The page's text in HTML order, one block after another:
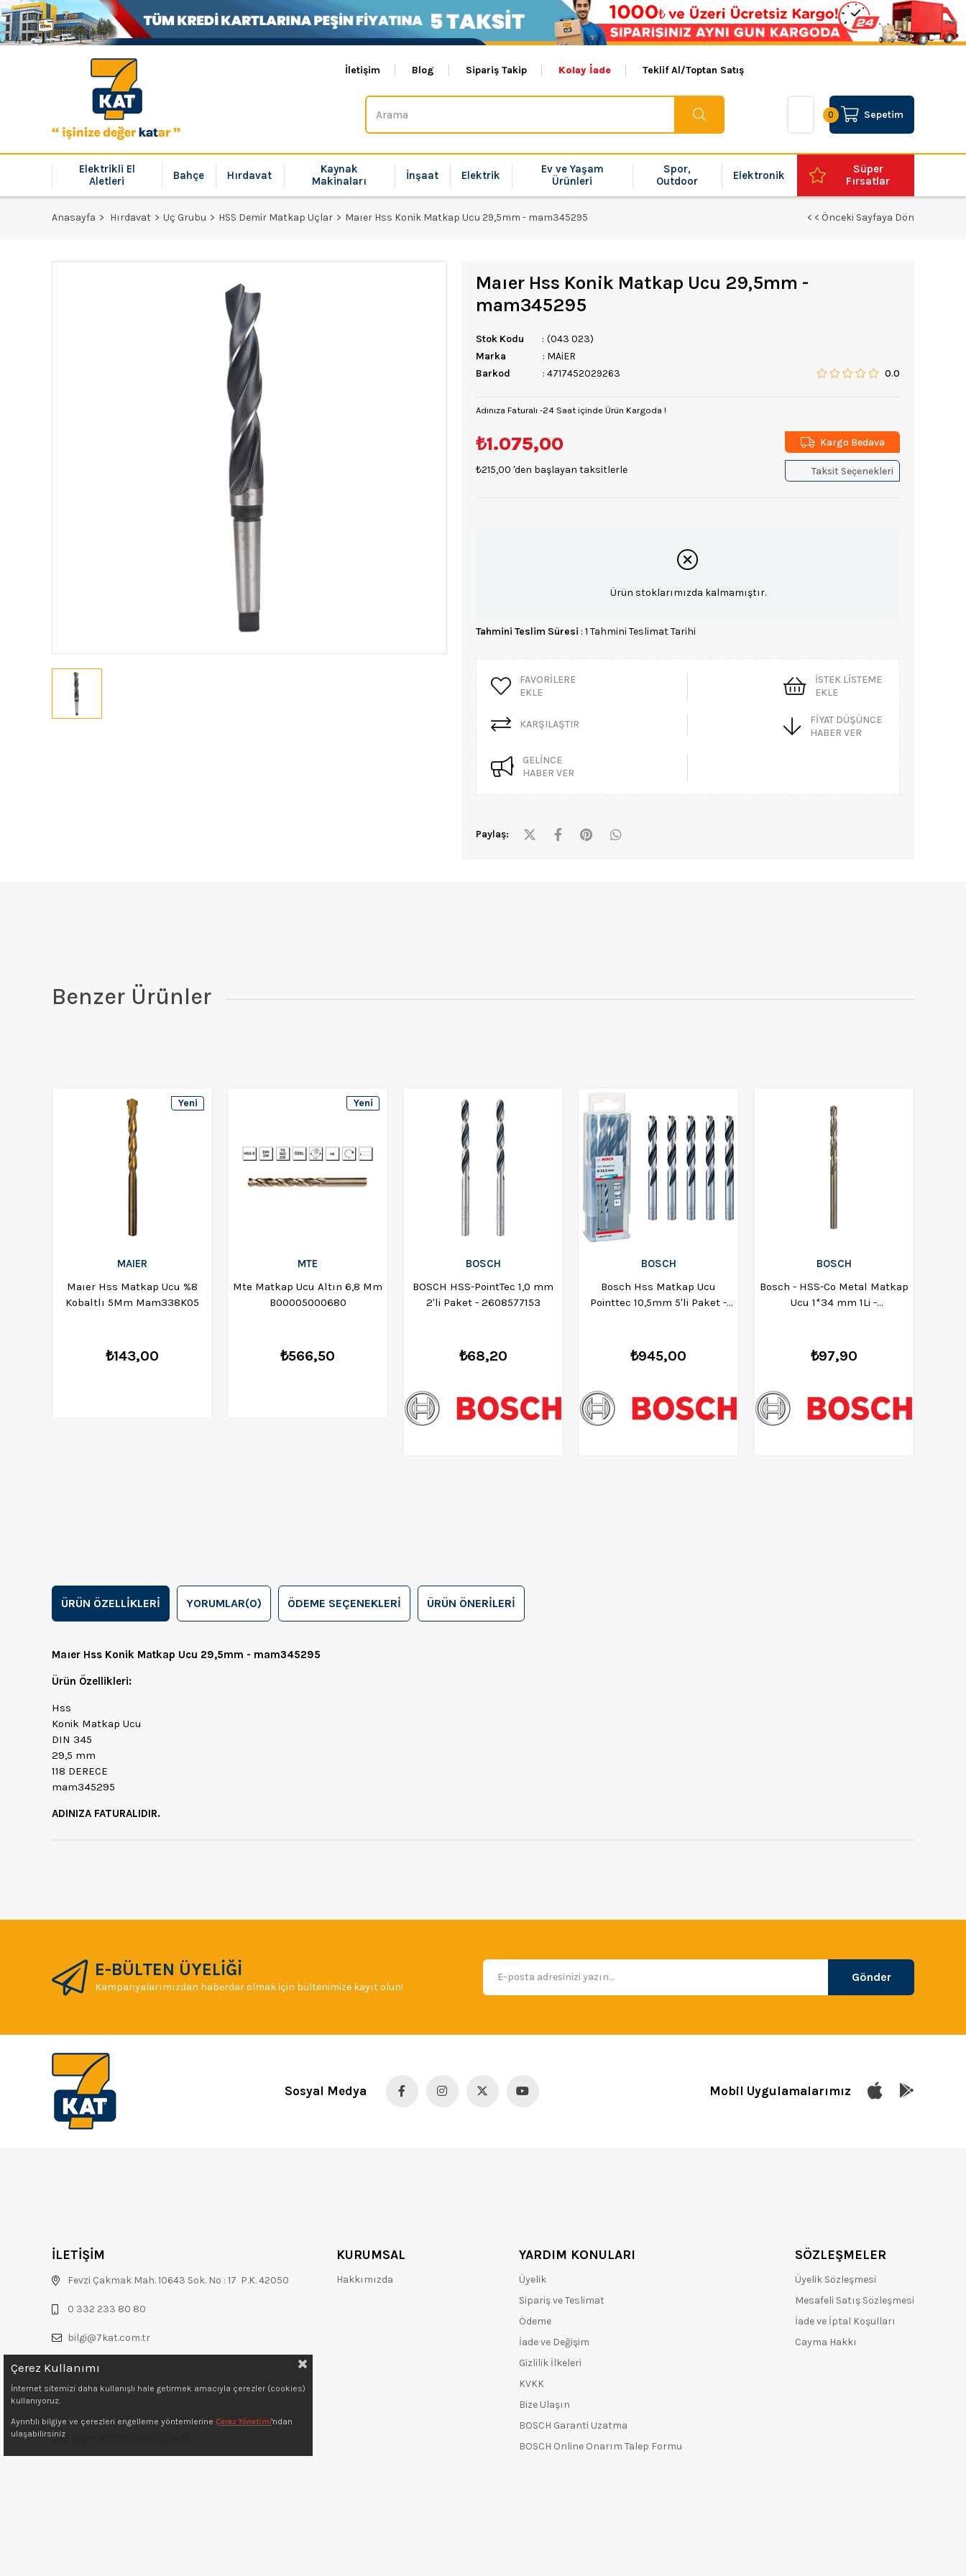
İletişim Blog Sipariş Takip Kolay İade Teklif Al/Toptan Satış
Sepetim
0
Elektrikli El
Aletleri
Bahçe Hırdavat
Kaynak
Makinaları
İnşaat Elektrik
Ev ve Yaşam
Ürünleri
Spor,
Outdoor
Elektronik
Süper
Fırsatlar
Anasayfa Hırdavat Uç Grubu HSS Demir Matkap Uçlar Maıer Hss Konik Matkap Ucu 29,5mm - mam345295 < < Önceki Sayfaya Dön
Maıer Hss Konik Matkap Ucu 29,5mm -
mam345295
Stok Kodu
(043 023)
Marka
: MAiER
Barkod
: 4717452029263 0.0
Adınıza Faturalı -24 Saat içinde Ürün Kargoda !
₺1.075,00
₺215,00 'den başlayan taksitlerle
Kargo Bedava
Taksit Seçenekleri
Ürün stoklarımızda kalmamıştır.
Tahmini Teslim Süresi : 1 Tahmini Teslimat Tarihi
FAVORILERE
EKLE
İSTEK LISTEME
EKLE
KARŞILAŞTIR
FIYAT DÜŞÜNCE
HABER VER
GELINCE
HABER VER
Paylaş:
Benzer Ürünler
MAIER
Maıer Hss Matkap Ucu %8
Kobaltlı 5Mm Mam338K05
₺143,00
Yeni
MTE
Mte Matkap Ucu Altın 6,8 Mm
B00005000680
₺566,50
Yeni
BOSCH
BOSCH HSS-PointTec 1,0 mm
2'li Paket - 2608577153
₺68,20
BOSCH
Bosch Hss Matkap Ucu
Pointtec 10,5mm 5'li Paket -
₺945,00
BOSCH
Bosch - HSS-Co Metal Matkap
Ucu 1*34 mm 1Li -
₺97,90
ÜRÜN ÖZELLIKLERI YORUMLAR(0) ÖDEME SEÇENEKLERI ÜRÜN ÖNERILERI
Maıer Hss Konik Matkap Ucu 29,5mm - mam345295
Ürün Özellikleri:
Hss
Konik Matkap Ucu
DIN 345
29,5 mm
118 DERECE
mam345295
ADINIZA FATURALIDIR.
E-BÜLTEN ÜYELİĞİ
Kampanyalarımızdan haberdar olmak için bültenimize kayıt olun!
Gönder
Sosyal Medya Mobil Uygulamalarımız
İLETİŞİM
Fevzi Çakmak Mah. 10643 Sok. No : 17 P.K. 42050
0 332 233 80 80
bilgi@7kat.com.tr
Copyright © 2022 7kat.com.tr
KURUMSAL
Hakkımızda
YARDIM KONULARI
Üyelik
Sipariş ve Teslimat
Ödeme
İade ve Değişim
Gizlilik İlkeleri
KVKK
Bize Ulaşın
BOSCH Garanti Uzatma
BOSCH Online Onarım Talep Formu
SÖZLEŞMELER
Üyelik Sözleşmesi
Mesafeli Satış Sözleşmesi
İade ve İptal Koşulları
Cayma Hakkı
Çerez Kullanımı
İnternet sitemizi daha kullanışlı hale getirmek amacıyla çerezler (cookies)
kullanıyoruz.
Ayrıntılı bilgiye ve çerezleri engelleme yöntemlerine Çerez Yönetimi'ndan
ulaşabilirsiniz